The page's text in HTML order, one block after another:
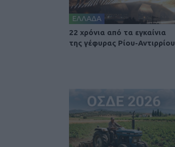
ΕΛΛΑΔΑ
22 χρόνια από τα εγκαίνια
της γέφυρας Ρίου-Αντιρρίου